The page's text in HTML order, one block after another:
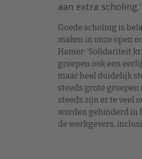
aan extra
Goede scholing is
maken in onze open
Hamer: ‘Solidariteit
groepen ook een
maar heel duidelijk
steeds grote groepen
steeds zijn er te veel
worden gehinderd in
de werkgevers,